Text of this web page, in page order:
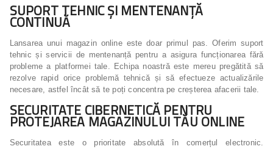
SUPORT TEHNIC ȘI MENTENANȚĂ
CONTINUĂ
Lansarea unui magazin online este doar primul pas. Oferim suport
tehnic și servicii de mentenanță pentru a asigura funcționarea fără
probleme a platformei tale. Echipa noastră este mereu pregătită să
rezolve rapid orice problemă tehnică și să efectueze actualizările
necesare, astfel încât să te poți concentra pe creșterea afacerii tale.
SECURITATE CIBERNETICĂ PENTRU
PROTEJAREA MAGAZINULUI TĂU ONLINE
Securitatea este o prioritate absolută în comerțul electronic.